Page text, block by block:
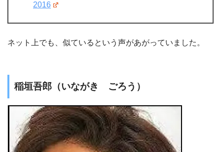
2016
ネット上でも、似ているという声があがっていました。
稲垣吾郎（いながき ごろう）